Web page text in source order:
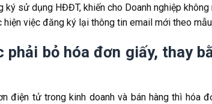
sử dụng HĐĐT, khiến cho Doanh nghiệp
hiện việc đăng ký lại thông tin email mới theo
phải bỏ hóa đơn giấy, thay
điện tử trong kinh doanh và bán hàng thì hóa